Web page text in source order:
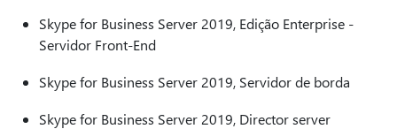
Skype for Business Server 2019, Edição Enterprise -
Servidor Front-End
Skype for Business Server 2019, Servidor de borda
Skype for Business Server 2019, Director server